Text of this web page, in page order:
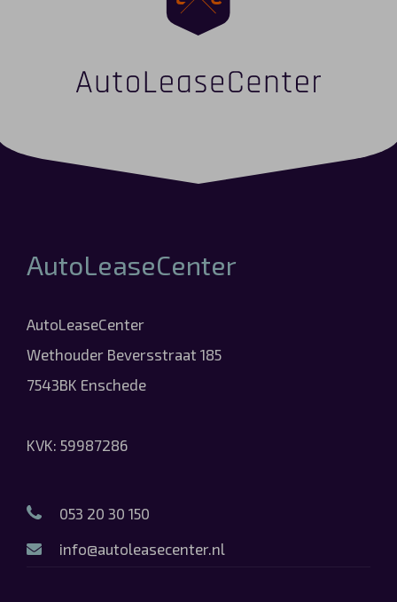
AutoLeaseCenter
AutoLeaseCenter
Wethouder Beversstraat 185
7543BK Enschede
KVK: 59987286
053 20 30 150
info@autoleasecenter.nl